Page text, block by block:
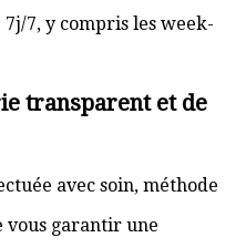
7, y compris les week-
transparent et de
avec soin, méthode
vous garantir une